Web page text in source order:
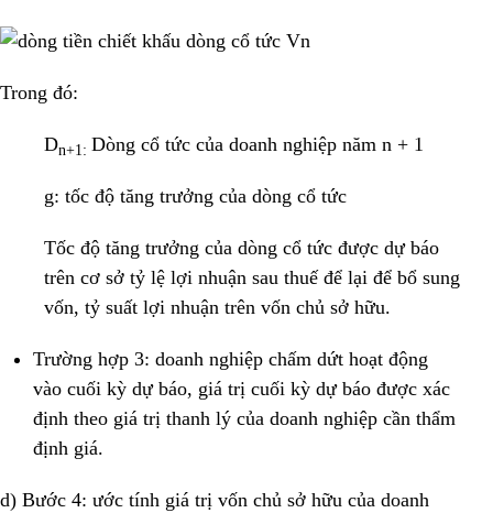
Trong đó:
Dn+1: Dòng cổ tức của doanh nghiệp năm n + 1
g: tốc độ tăng trưởng của dòng cổ tức
Tốc độ tăng trưởng của dòng cổ tức được dự báo
trên cơ sở tỷ lệ lợi nhuận sau thuế để lại để bổ sung
vốn, tỷ suất lợi nhuận trên vốn chủ sở hữu.
Trường hợp 3: doanh nghiệp chấm dứt hoạt động
vào cuối kỳ dự báo, giá trị cuối kỳ dự báo được xác
định theo giá trị thanh lý của doanh nghiệp cần thẩm
định giá.
d) Bước 4: ước tính giá trị vốn chủ sở hữu của doanh